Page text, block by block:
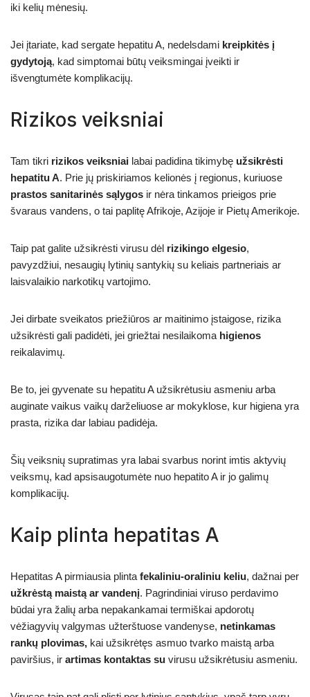
iki kelių mėnesių.
Jei įtariate, kad sergate hepatitu A, nedelsdami kreipkitės į
gydytoją, kad simptomai būtų veiksmingai įveikti ir
išvengtumėte komplikacijų.
Rizikos veiksniai
Tam tikri rizikos veiksniai labai padidina tikimybę užsikrėsti
hepatitu A. Prie jų priskiriamos kelionės į regionus, kuriuose
prastos sanitarinės sąlygos ir nėra tinkamos prieigos prie
švaraus vandens, o tai paplitę Afrikoje, Azijoje ir Pietų Amerikoje.
Taip pat galite užsikrėsti virusu dėl rizikingo elgesio,
pavyzdžiui, nesaugių lytinių santykių su keliais partneriais ar
laisvalaikio narkotikų vartojimo.
Jei dirbate sveikatos priežiūros ar maitinimo įstaigose, rizika
užsikrėsti gali padidėti, jei griežtai nesilaikoma higienos
reikalavimų.
Be to, jei gyvenate su hepatitu A užsikrėtusiu asmeniu arba
auginate vaikus vaikų darželiuose ar mokyklose, kur higiena yra
prasta, rizika dar labiau padidėja.
Šių veiksnių supratimas yra labai svarbus norint imtis aktyvių
veiksmų, kad apsisaugotumėte nuo hepatito A ir jo galimų
komplikacijų.
Kaip plinta hepatitas A
Hepatitas A pirmiausia plinta fekaliniu-oraliniu keliu, dažnai per
užkrėstą maistą ar vandenį. Pagrindiniai viruso perdavimo
būdai yra žalių arba nepakankamai termiškai apdorotų
vėžiagyvių valgymas užterštuose vandenyse, netinkamas
rankų plovimas, kai užsikrėtęs asmuo tvarko maistą arba
paviršius, ir artimas kontaktas su virusu užsikrėtusiu asmeniu.